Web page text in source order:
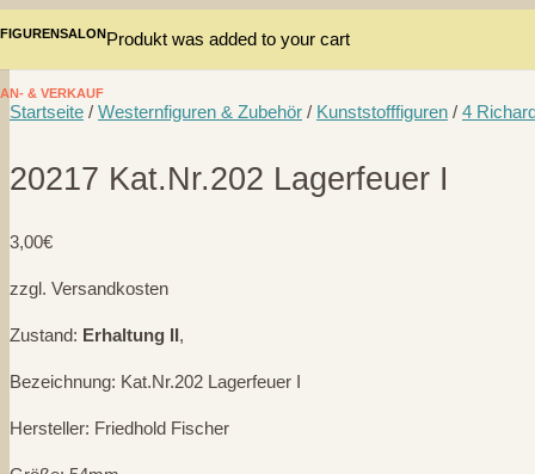
FIGURENSALON
AN- & VERKAUF
Produkt was added to your cart
Startseite / Westernfiguren & Zubehör / Kunststofffiguren / 4
20217 Kat.Nr.202 Lagerfeuer I
3,00€
zzgl. Versandkosten
Zustand: Erhaltung II,
Bezeichnung: Kat.Nr.202 Lagerfeuer I
Hersteller: Friedhold Fischer